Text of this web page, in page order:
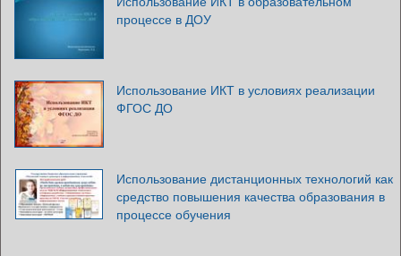
процессе в ДОУ
Использование ИКТ в условиях реализации
ФГОС ДО
Использование дистанционных технологий как
средство повышения качества образования в
процессе обучения